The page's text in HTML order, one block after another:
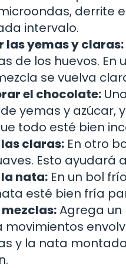
derrite
intervalo.
las yemas y claras:
de los huevos.
se vuelva
el chocolate:
yemas y azúcar,
todo esté bien
claras: En otro
Esto ayudará
nata: En un bol
esté bien fría
Agrega
movimientos
y la nata